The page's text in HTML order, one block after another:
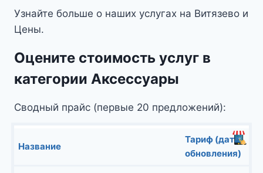
Узнайте больше о наших услугах на Витязево и
Цены.
Оцените стоимость услуг в
категории Аксессуары
Сводный прайс (первые 20 предложений):
Название
Тариф (дата
обновления)